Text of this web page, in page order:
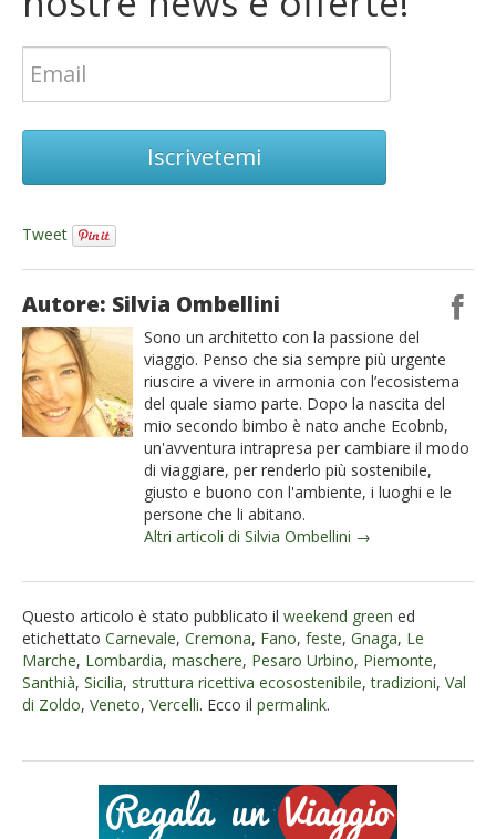
Iscrivetemi
Tweet
Autore: Silvia Ombellini
Sono un architetto con la passione del
viaggio. Penso che sia sempre più urgente
riuscire a vivere in armonia con l’ecosistema
del quale siamo parte. Dopo la nascita del
mio secondo bimbo è nato anche Ecobnb,
un'avventura intrapresa per cambiare il modo
di viaggiare, per renderlo più sostenibile,
giusto e buono con l'ambiente, i luoghi e le
persone che li abitano.
Altri articoli di Silvia Ombellini →
Questo articolo è stato pubblicato il weekend green ed
etichettato Carnevale, Cremona, Fano, feste, Gnaga, Le
Marche, Lombardia, maschere, Pesaro Urbino, Piemonte,
Santhià, Sicilia, struttura ricettiva ecosostenibile,tradizioni, Val
di Zoldo, Veneto, Vercelli. Ecco il permalink.